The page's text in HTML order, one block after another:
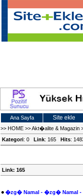
Ana Sayfa Site ekle
>> HOME >>Akt�alite & Magazin
Kategori: 0 Link: 165 Hits:
Link: 165
�zg� Namal - �zg� Namal